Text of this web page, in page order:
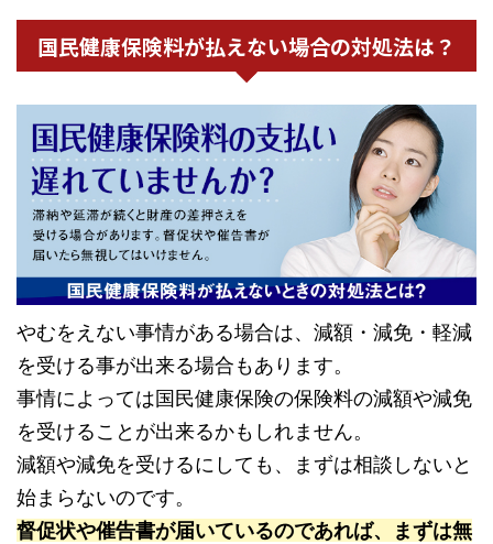
国民健康保険料が払えない場合の対処法は？
やむをえない事情がある場合は、減額・減免・軽減
を受ける事が出来る場合もあります。
事情によっては国民健康保険の保険料の減額や減免
を受けることが出来るかもしれません。
減額や減免を受けるにしても、まずは相談しないと
始まらないのです。
督促状や催告書が届いているのであれば、まずは無